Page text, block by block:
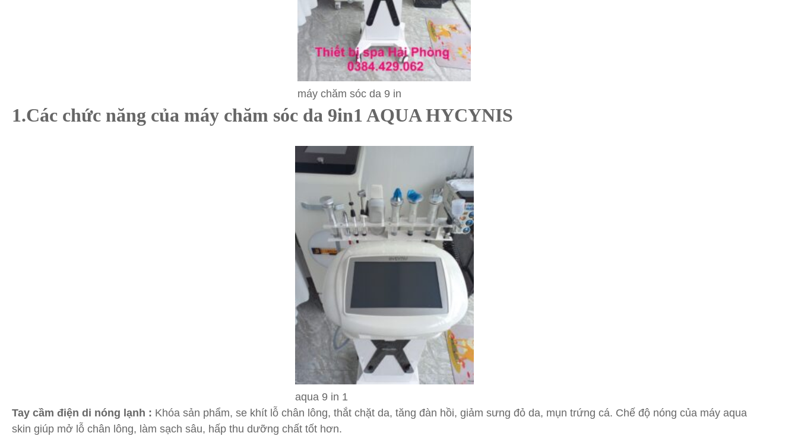
máy chăm sóc da 9 in
1.Các chức năng của máy chăm sóc da 9in1 AQUA HYCYNIS
aqua 9 in 1
Tay cầm điện di nóng lạnh : Khóa sản phẩm, se khít lỗ chân lông, thắt chặt da, tăng đàn hồi, giảm sưng đỏ da, mụn trứng cá. Chế độ nóng của máy aqua
skin giúp mở lỗ chân lông, làm sạch sâu, hấp thu dưỡng chất tốt hơn.